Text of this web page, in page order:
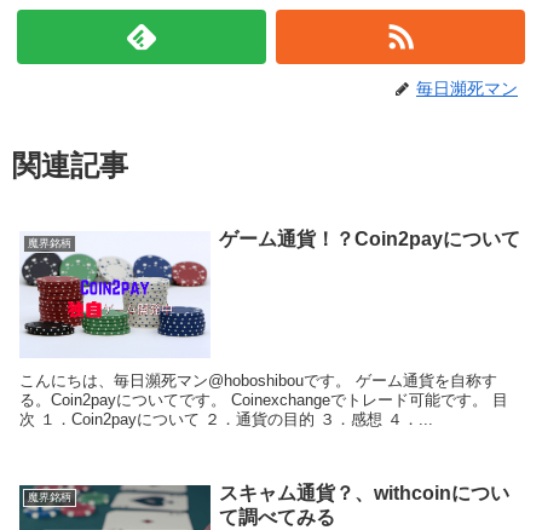
毎日瀕死マン
関連記事
魔界銘柄 ゲーム通貨！？Coin2payについて
こんにちは、毎日瀕死マン@hoboshibouです。 ゲーム通貨を自称す
る。Coin2payについてです。 Coinexchangeでトレード可能です。 目
次 １．Coin2payについて ２．通貨の目的 ３．感想 ４．...
魔界銘柄
スキャム通貨？、withcoinについ
て調べてみる